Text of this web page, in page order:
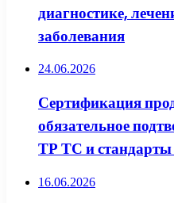
диагностике,
заболевания
24.06.2026
Сертификация
обязательное
ТР ТС и
16.06.2026